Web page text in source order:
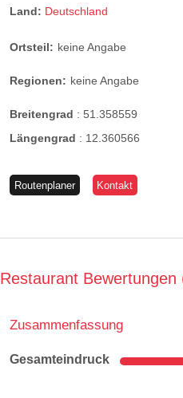
Land: Deutschland
Ortsteil: keine Angabe
Regionen: keine Angabe
Breitengrad : 51.358559
Längengrad : 12.360566
Routenplaner Kontakt
Restaurant Bewertungen
Zusammenfassung
Gesamteindruck